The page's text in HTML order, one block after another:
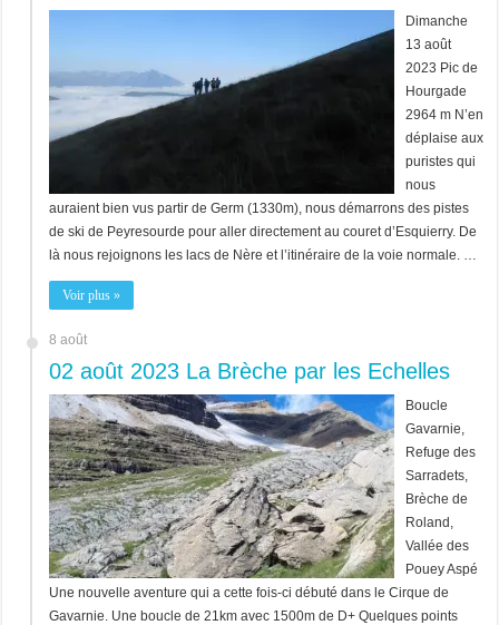
Dimanche
13 août
2023 Pic de
Hourgade
2964 m N’en
déplaise aux
puristes qui
nous
auraient bien vus partir de Germ (1330m), nous démarrons des pistes
de ski de Peyresourde pour aller directement au couret d’Esquierry. De
là nous rejoignons les lacs de Nère et l’itinéraire de la voie normale. …
Voir plus »
8 août
02 août 2023 La Brèche par les Echelles
Boucle
Gavarnie,
Refuge des
Sarradets,
Brèche de
Roland,
Vallée des
Pouey Aspé
Une nouvelle aventure qui a cette fois-ci débuté dans le Cirque de
Gavarnie. Une boucle de 21km avec 1500m de D+ Quelques points